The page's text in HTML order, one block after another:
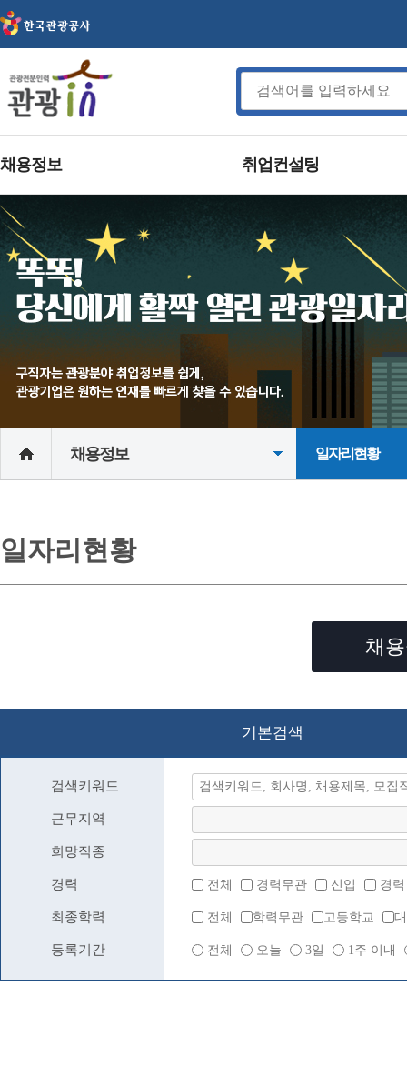
채용정보 취업컨설팅
채용정보 일자리현황
일자리현황
채
기본검색
검색키워드
근무지역
희망직종
경력 전체 경력무관 신입 경력
최종학력 전체 학력무관 고등학교
등록기간 전체 오늘 3일 1주 이내